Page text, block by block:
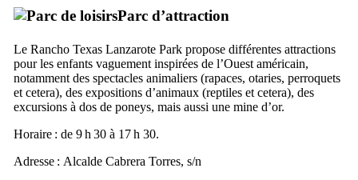
Parc d’attraction
Le Rancho Texas Lanzarote Park propose différentes attractions
pour les enfants vaguement inspirées de l’Ouest américain,
notamment des spectacles animaliers (rapaces, otaries, perroquets
et cetera), des expositions d’animaux (reptiles et cetera), des
excursions à dos de poneys, mais aussi une mine d’or.
Horaire : de 9 h 30 à 17 h 30.
Adresse : Alcalde Cabrera Torres, s/n